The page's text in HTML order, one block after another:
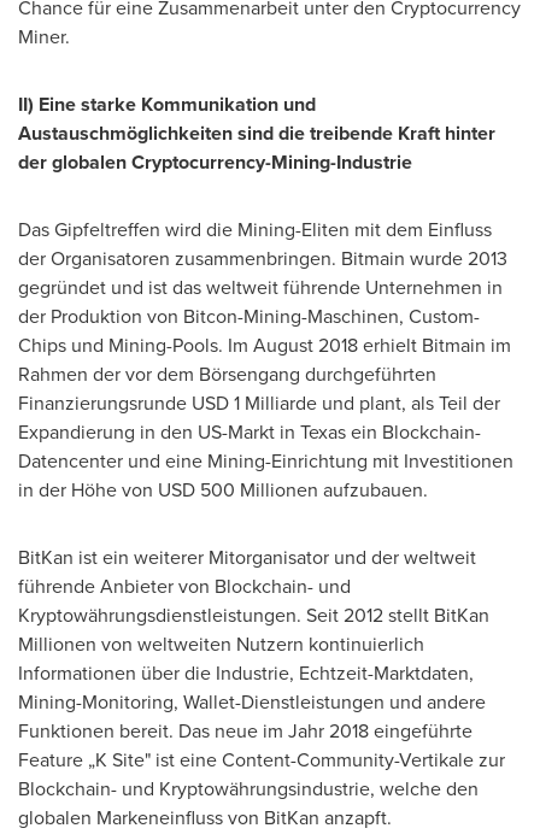
Chance für eine Zusammenarbeit unter den Cryptocurrency
Miner.
II) Eine starke Kommunikation und
Austauschmöglichkeiten sind die treibende Kraft hinter
der globalen Cryptocurrency-Mining-Industrie
Das Gipfeltreffen wird die Mining-Eliten mit dem Einfluss
der Organisatoren zusammenbringen. Bitmain wurde 2013
gegründet und ist das weltweit führende Unternehmen in
der Produktion von Bitcon-Mining-Maschinen, Custom-
Chips und Mining-Pools. Im August 2018erhielt Bitmain im
Rahmen der vor dem Börsengang durchgeführten
Finanzierungsrunde USD 1 Milliarde und plant, als Teil der
Expandierung in den US-Markt in Texasein Blockchain-
Datencenter und eine Mining-Einrichtung mit Investitionen
in der Höhe von USD 500 Millionen aufzubauen.
BitKan ist ein weiterer Mitorganisator und der weltweit
führende Anbieter von Blockchain- und
Kryptowährungsdienstleistungen. Seit 2012 stellt BitKan
Millionen von weltweiten Nutzern kontinuierlich
Informationen über die Industrie, Echtzeit-Marktdaten,
Mining-Monitoring, Wallet-Dienstleistungen und andere
Funktionen bereit. Das neue im Jahr 2018 eingeführte
Feature „K Site" ist eine Content-Community-Vertikale zur
Blockchain- und Kryptowährungsindustrie, welche den
globalen Markeneinfluss von BitKan anzapft.